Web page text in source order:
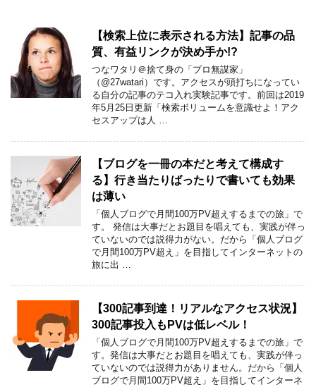
【検索上位に表示される方法】記事の品
質、有益リンクが決め手か!?
つなワタリ＠捨て身の「プロ無謀家」
（@27watari）です。アクセスが頭打ちになってい
る自分の記事のテコ入れ実験記事です。前回は2019
年5月25日更新「検索ボリュームを意識せよ！アク
セスアップは人 …
【ブログを一冊の本だと考えて構成す
る】行き当たりばったりで書いても効果
は薄い
「個人ブログで月間100万PV超えするまでの旅」で
す。 発信は大事だとお題目を唱えても、実践が伴っ
ていないのでは説得力がない。だから「個人ブログ
で月間100万PV超え」を目指してインターネットの
旅に出 …
【300記事到達！リアルなアクセス状況】
300記事投入もPVは低レベル！
「個人ブログで月間100万PV超えするまでの旅」で
す。発信は大事だとお題目を唱えても、実践が伴っ
ていないのでは説得力がありません。だから「個人
ブログで月間100万PV超え」を目指してインターネ